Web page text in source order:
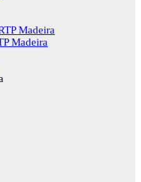
Madeira
Madeira